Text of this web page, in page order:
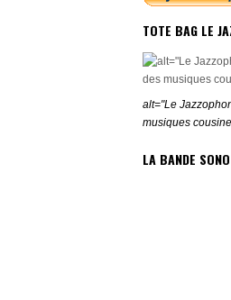
TOTE BAG LE
alt="Le
musiques
LA BANDE